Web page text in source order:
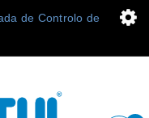
de Controlo de